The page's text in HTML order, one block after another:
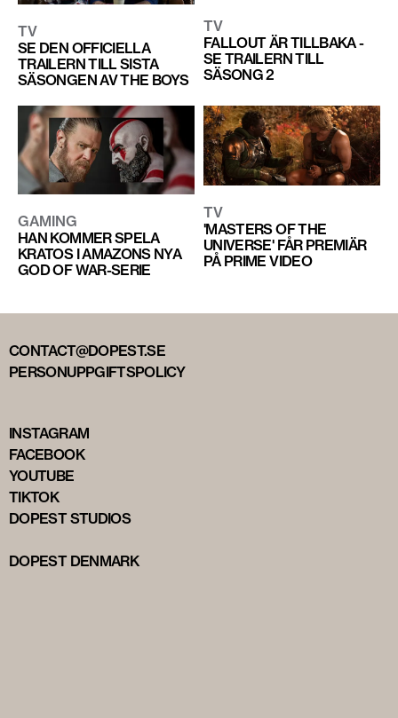
TV
SE DEN OFFICIELLA
TRAILERN TILL SISTA
SÄSONGEN AV THE BOYS
TV
FALLOUT ÄR TILLBAKA -
SE TRAILERN TILL
SÄSONG 2
GAMING
HAN KOMMER SPELA
KRATOS I AMAZONS NYA
GOD OF WAR-SERIE
TV
'MASTERS OF THE
UNIVERSE' FÅR PREMIÄR
PÅ PRIME VIDEO
CONTACT@DOPEST.SE
PERSONUPPGIFTSPOLICY
INSTAGRAM
FACEBOOK
YOUTUBE
TIKTOK
DOPEST STUDIOS
DOPEST DENMARK